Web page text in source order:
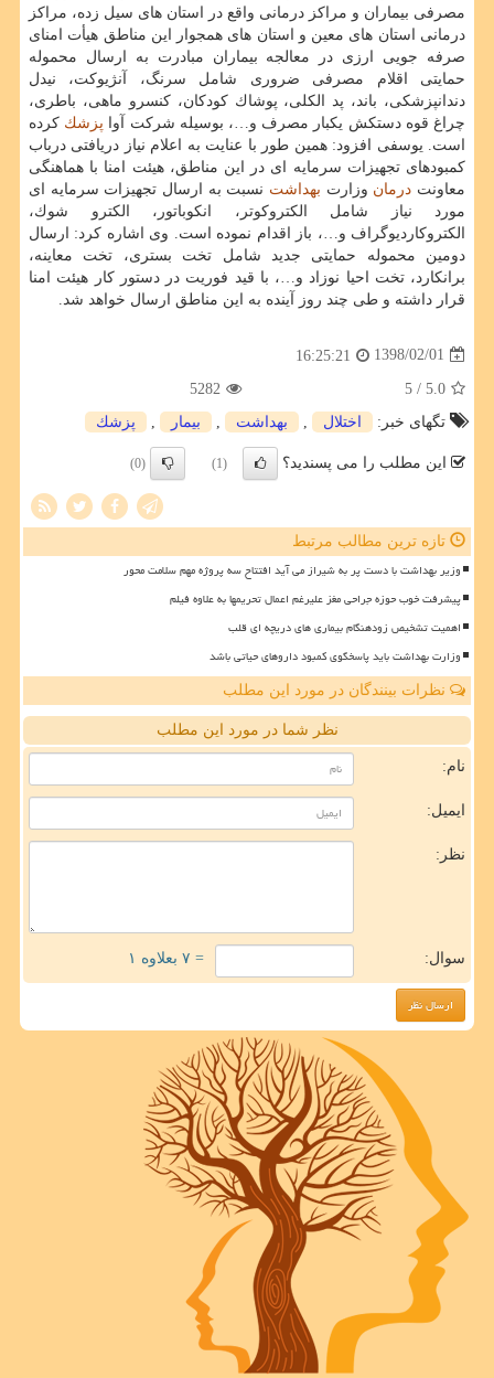
مصرفی بیماران و مراكز درمانی واقع در استان های سیل زده، مراكز
درمانی استان های معین و استان های همجوار این مناطق هیأت امنای
صرفه جویی ارزی در معالجه بیماران مبادرت به ارسال محموله
حمایتی اقلام مصرفی ضروری شامل سرنگ، آنژیوكت، نیدل
دندانپزشكی، باند، پد الكلی، پوشاك كودكان، كنسرو ماهی، باطری،
چراغ قوه دستكش یكبار مصرف و…، بوسیله شركت آوا پزشك كرده
است. یوسفی افزود: همین طور با عنایت به اعلام نیاز دریافتی درباب
كمبودهای تجهیزات سرمایه ای در این مناطق، هیئت امنا با هماهنگی
معاونت درمان وزارت بهداشت نسبت به ارسال تجهیزات سرمایه ای
مورد نیاز شامل الكتروكوتر، انكوباتور، الكترو شوك،
الكتروكاردیوگراف و…، باز اقدام نموده است. وی اشاره كرد: ارسال
دومین محموله حمایتی جدید شامل تخت بستری، تخت معاینه،
برانكارد، تخت احیا نوزاد و…، با قید فوریت در دستور كار هیئت امنا
قرار داشته و طی چند روز آینده به این مناطق ارسال خواهد شد.
1398/02/01
16:25:21
5.0
/ 5
5282
تگهای خبر:
اختلال بهداشت بیمار پزشك
این مطلب را می پسندید؟ (1)
(0)
تازه ترین مطالب مرتبط
وزیر بهداشت با دست پر به شیراز می آید افتتاح سه پروژه مهم سلامت محور
پیشرفت خوب حوزه جراحی مغز علیرغم اعمال تحریمها به علاوه فیلم
اهمیت تشخیص زودهنگام بیماری های دریچه ای قلب
وزارت بهداشت باید پاسخگوی کمبود داروهای حیاتی باشد
نظرات بینندگان در مورد این مطلب
نظر شما در مورد این مطلب
نام:
ایمیل:
نظر:
سوال: = ۷ بعلاوه ۱